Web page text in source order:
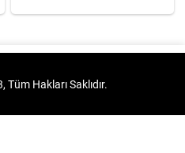
Hakları Saklıdır.